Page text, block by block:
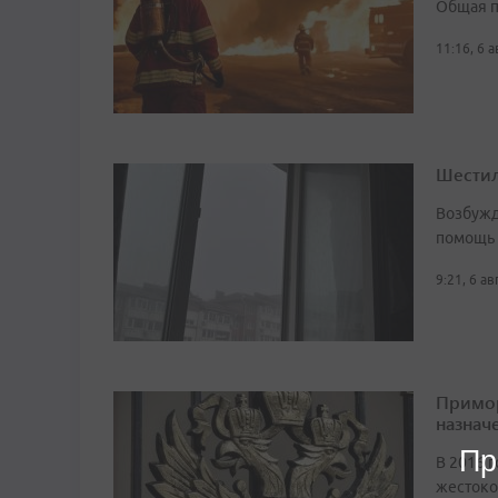
Общая
11:16, 6
помощь
9:21, 6
В 2016